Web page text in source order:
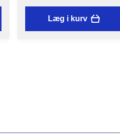
Læg i kurv